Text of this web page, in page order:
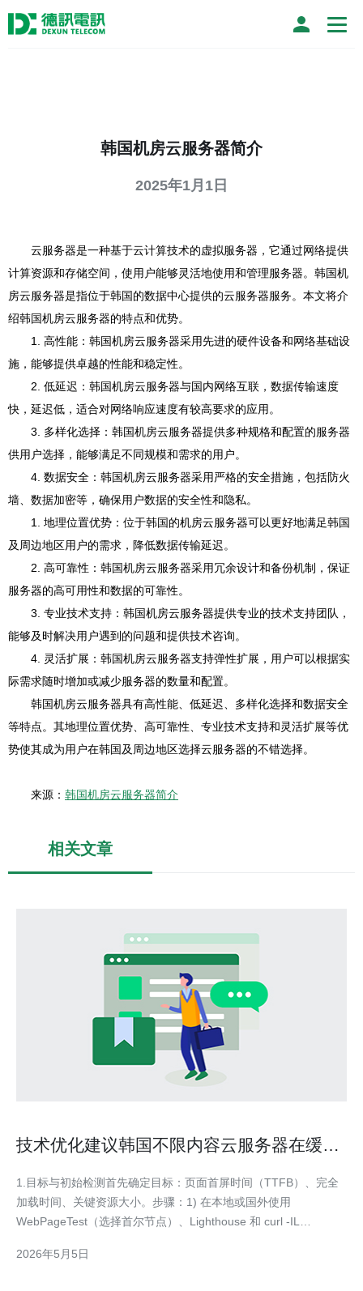
韩国机房云服务器简介
2025年1月1日
云服务器是一种基于云计算技术的虚拟服务器，它通过网络提供
计算资源和存储空间，使用户能够灵活地使用和管理服务器。韩国机
房云服务器是指位于韩国的数据中心提供的云服务器服务。本文将介
绍韩国机房云服务器的特点和优势。
1. 高性能：韩国机房云服务器采用先进的硬件设备和网络基础设
施，能够提供卓越的性能和稳定性。
2. 低延迟：韩国机房云服务器与国内网络互联，数据传输速度
快，延迟低，适合对网络响应速度有较高要求的应用。
3. 多样化选择：韩国机房云服务器提供多种规格和配置的服务器
供用户选择，能够满足不同规模和需求的用户。
4. 数据安全：韩国机房云服务器采用严格的安全措施，包括防火
墙、数据加密等，确保用户数据的安全性和隐私。
1. 地理位置优势：位于韩国的机房云服务器可以更好地满足韩国
及周边地区用户的需求，降低数据传输延迟。
2. 高可靠性：韩国机房云服务器采用冗余设计和备份机制，保证
服务器的高可用性和数据的可靠性。
3. 专业技术支持：韩国机房云服务器提供专业的技术支持团队，
能够及时解决用户遇到的问题和提供技术咨询。
4. 灵活扩展：韩国机房云服务器支持弹性扩展，用户可以根据实
际需求随时增加或减少服务器的数量和配置。
韩国机房云服务器具有高性能、低延迟、多样化选择和数据安全
等特点。其地理位置优势、高可靠性、专业技术支持和灵活扩展等优
势使其成为用户在韩国及周边地区选择云服务器的不错选择。
来源： 韩国机房云服务器简介
相关文章
技术优化建议韩国不限内容云服务器在缓存
1.目标与初始检测首先确定目标：页面首屏时间（TTFB）、完全
加载时间、关键资源大小。步骤：1) 在本地或国外使用
WebPageTest（选择首尔节点）、Lighthouse 和 curl -IL
ping/traceroute/tracepath 到韩国节点判断网络路径延迟；3
2026年5月5日